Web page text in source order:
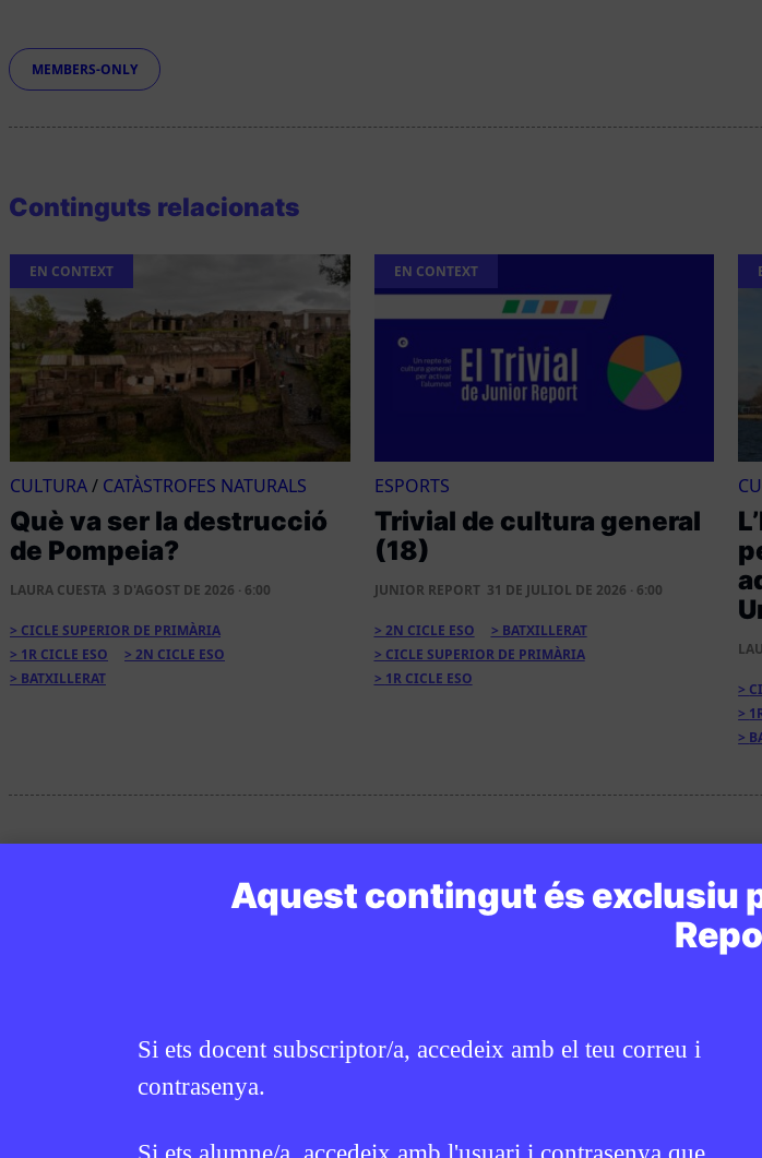
Aquest contingut és exclusiu
Si ets docent subscriptor/a, accedeix amb el teu correu i
contrasenya.
Etiquetes
MEMBERS-ONLY
Continguts relacionats
EN CONTEXT
CULTURA/ CATÀSTROFES NATURALS
Què va ser la destrucció
de Pompeia?
LAURA CUESTA 3 D'AGOST DE 2026 · 6:00
CICLE SUPERIOR DE PRIMÀRIA
1R CICLE ESO
2N CICLE ESO
BATXILLERAT
EN CONTEXT
ESPORTS
Trivial de cultura general
(18)
JUNIOR REPORT 31 DE JULIOL DE 2026 · 6:00
2N CICLE ESO
BATXILLERAT
CICLE SUPERIOR DE PRIMÀRIA
1R CICLE ESO